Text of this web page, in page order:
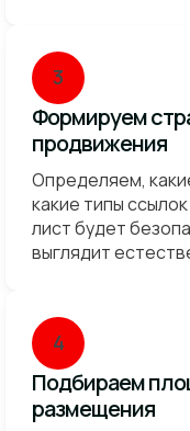
3
Формируем
продвижения
Определяем,
какие типы
лист будет
выглядит
4
Подбираем
размещения